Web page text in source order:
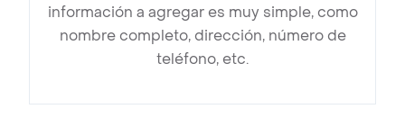
información a agregar es muy simple, como
nombre completo, dirección, número de
teléfono, etc.